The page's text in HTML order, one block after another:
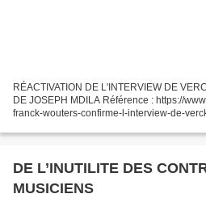
RÉACTIVATION DE L'INTERVIEW DE
DE JOSEPH MDILA Référence : https://
franck-wouters-confirme-l-interview-de-
DE L’INUTILITE DES
MUSICIENS